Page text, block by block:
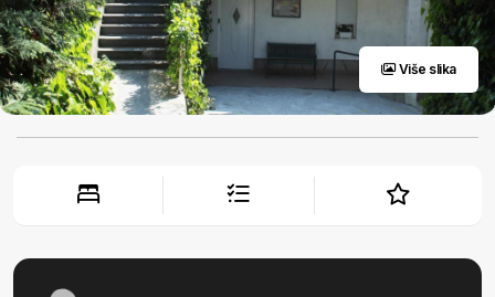
Više slika